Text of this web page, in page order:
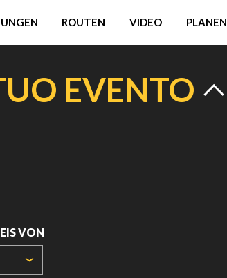
ROUTEN VIDEO PLANEN
EVENTO
VON